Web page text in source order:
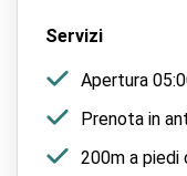
Servizi
Apertura
Prenota in
200m a piedi